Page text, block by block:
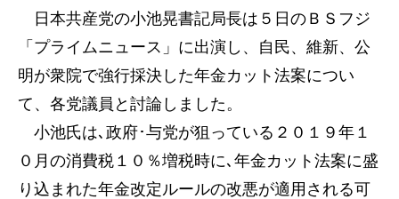
日本共産党の小池晃書記局長は５日のＢＳフジ
「プライムニュース」に出演し、自民、維新、公
明が衆院で強行採決した年金カット法案につい
て、各党議員と討論しました。
小池氏は､政府･与党が狙っている２０１９年１
０月の消費税１０％増税時に､年金カット法案に盛
り込まれた年金改定ルールの改悪が適用される可